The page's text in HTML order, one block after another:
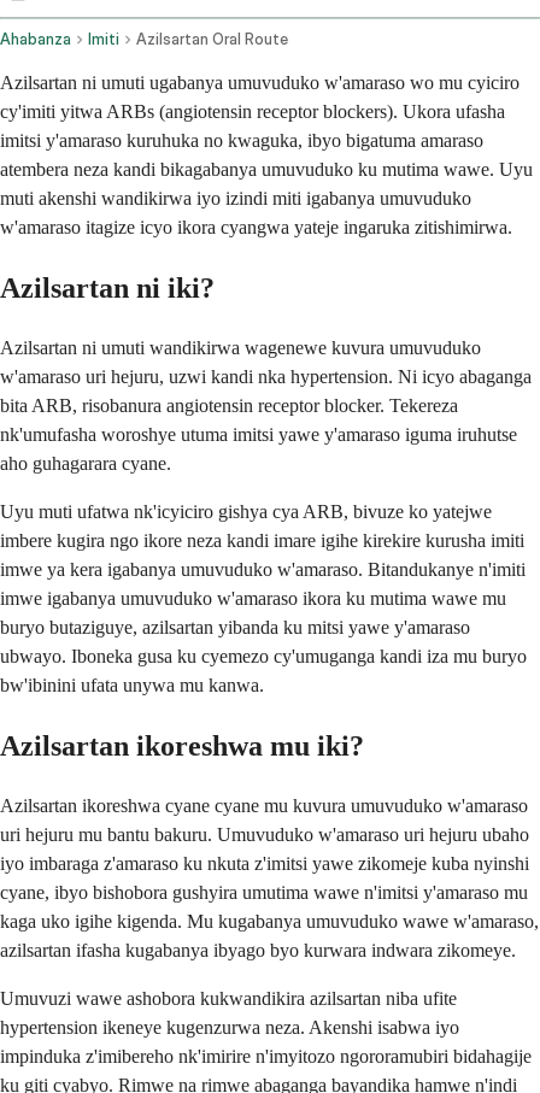
Ahabanza Imiti Azilsartan Oral Route
Azilsartan ni umuti ugabanya umuvuduko w'amaraso wo mu cyiciro
cy'imiti yitwa ARBs (angiotensin receptor blockers). Ukora ufasha
imitsi y'amaraso kuruhuka no kwaguka, ibyo bigatuma amaraso
atembera neza kandi bikagabanya umuvuduko ku mutima wawe. Uyu
muti akenshi wandikirwa iyo izindi miti igabanya umuvuduko
w'amaraso itagize icyo ikora cyangwa yateje ingaruka zitishimirwa.
Azilsartan ni iki?
Azilsartan ni umuti wandikirwa wagenewe kuvura umuvuduko
w'amaraso uri hejuru, uzwi kandi nka hypertension. Ni icyo abaganga
bita ARB, risobanura angiotensin receptor blocker. Tekereza
nk'umufasha woroshye utuma imitsi yawe y'amaraso iguma iruhutse
aho guhagarara cyane.
Uyu muti ufatwa nk'icyiciro gishya cya ARB, bivuze ko yatejwe
imbere kugira ngo ikore neza kandi imare igihe kirekire kurusha imiti
imwe ya kera igabanya umuvuduko w'amaraso. Bitandukanye n'imiti
imwe igabanya umuvuduko w'amaraso ikora ku mutima wawe mu
buryo butaziguye, azilsartan yibanda ku mitsi yawe y'amaraso
ubwayo. Iboneka gusa ku cyemezo cy'umuganga kandi iza mu buryo
bw'ibinini ufata unywa mu kanwa.
Azilsartan ikoreshwa mu iki?
Azilsartan ikoreshwa cyane cyane mu kuvura umuvuduko w'amaraso
uri hejuru mu bantu bakuru. Umuvuduko w'amaraso uri hejuru ubaho
iyo imbaraga z'amaraso ku nkuta z'imitsi yawe zikomeje kuba nyinshi
cyane, ibyo bishobora gushyira umutima wawe n'imitsi y'amaraso mu
kaga uko igihe kigenda. Mu kugabanya umuvuduko wawe w'amaraso,
azilsartan ifasha kugabanya ibyago byo kurwara indwara zikomeye.
Umuvuzi wawe ashobora kukwandikira azilsartan niba ufite
hypertension ikeneye kugenzurwa neza. Akenshi isabwa iyo
impinduka z'imibereho nk'imirire n'imyitozo ngororamubiri bidahagije
ku giti cyabyo. Rimwe na rimwe abaganga bayandika hamwe n'indi